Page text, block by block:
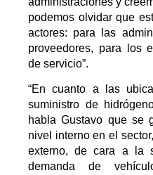
podemos olvidar que
actores: para las
proveedores, para los
de servicio”.
“En cuanto a las
suministro de
habla Gustavo que se
nivel interno en el
externo, de cara a la
demanda de